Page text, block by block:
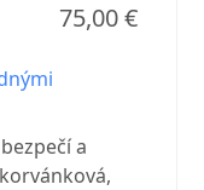
75,00 €
a